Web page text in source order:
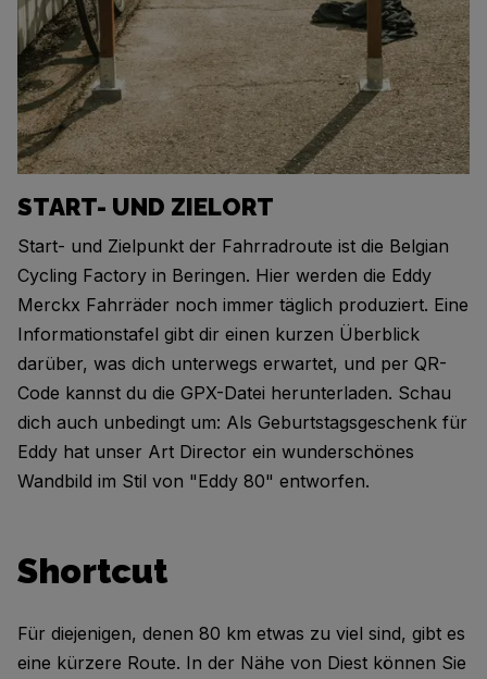
START- UND ZIELORT
Start- und Zielpunkt der Fahrradroute ist die Belgian
Cycling Factory in Beringen. Hier werden die Eddy
Merckx Fahrräder noch immer täglich produziert. Eine
Informationstafel gibt dir einen kurzen Überblick
darüber, was dich unterwegs erwartet, und per QR-
Code kannst du die GPX-Datei herunterladen. Schau
dich auch unbedingt um: Als Geburtstagsgeschenk für
Eddy hat unser Art Director ein wunderschönes
Wandbild im Stil von "Eddy 80" entworfen.
Shortcut
Für diejenigen, denen 80 km etwas zu viel sind, gibt es
eine kürzere Route. In der Nähe von Diest können Sie